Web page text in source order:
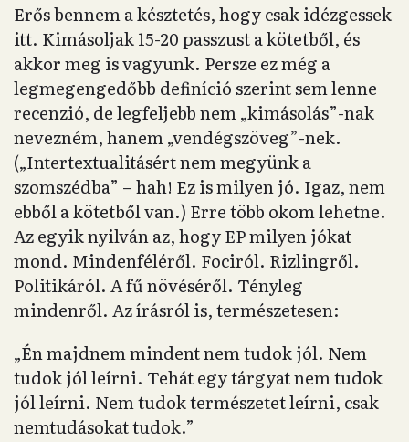
Erős bennem a késztetés, hogy csak idézgessek
itt. Kimásoljak 15-20 passzust a kötetből, és
akkor meg is vagyunk. Persze ez még a
legmegengedőbb definíció szerint sem lenne
recenzió, de legfeljebb nem „kimásolás”-nak
nevezném, hanem „vendégszöveg”-nek.
(„Intertextualitásért nem megyünk a
szomszédba” – hah! Ez is milyen jó. Igaz, nem
ebből a kötetből van.) Erre több okom lehetne.
Az egyik nyilván az, hogy EP milyen jókat
mond. Mindenféléről. Fociról. Rizlingről.
Politikáról. A fű növéséről. Tényleg
mindenről. Az írásról is, természetesen:
„Én majdnem mindent nem tudok jól. Nem
tudok jól leírni. Tehát egy tárgyat nem tudok
jól leírni. Nem tudok természetet leírni, csak
nemtudásokat tudok.”